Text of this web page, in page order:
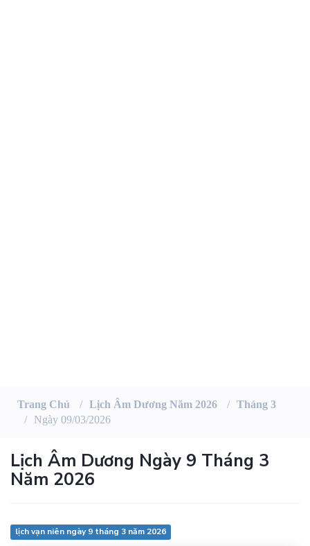
Trang Chủ Lịch Âm Dương Năm 2026
Tháng 3
Ngày 09/03/2026
Lịch Âm Dương Ngày 9 Tháng 3
Năm 2026
lịch vạn niên ngày 9 tháng 3 năm 2026